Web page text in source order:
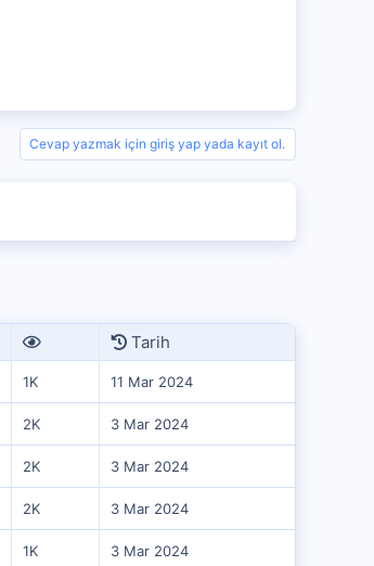
Cevap yazmak için giriş yap yada kayıt ol.
Tarih
1K 11 Mar 2024
2K 3 Mar 2024
2K 3 Mar 2024
2K 3 Mar 2024
1K 3 Mar 2024